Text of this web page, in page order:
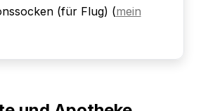
(für Flug) (mein